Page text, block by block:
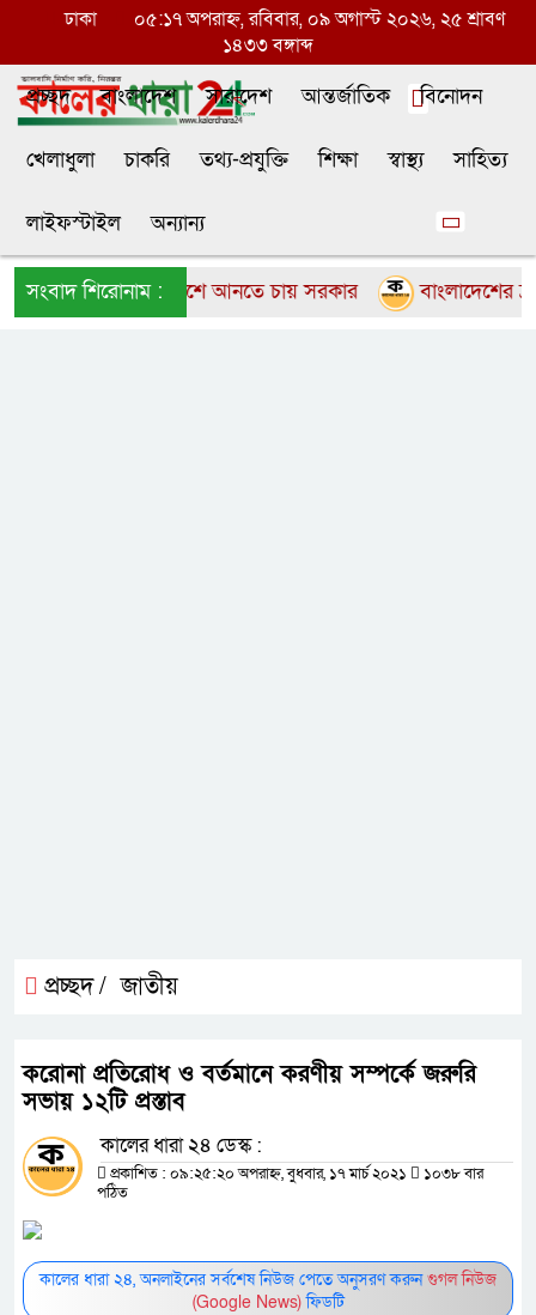
ঢাকা
০৫:১৭ অপরাহ্ন, রবিবার, ০৯ অগাস্ট ২০২৬, ২৫ শ্রাবণ
১৪৩৩ বঙ্গাব্দ
প্রচ্ছদ বাংলাদেশ সারাদেশ আন্তর্জাতিক বিনোদন
খেলাধুলা চাকরি তথ্য-প্রযুক্তি শিক্ষা স্বাস্থ্য সাহিত্য
লাইফস্টাইল অন্যান্য
সংবাদ শিরোনাম :
বাংলাদেশে আনতে চায় সরকার বাংলাদেশের দ্রুত
প্রচ্ছদ / জাতীয়
করোনা প্রতিরোধ ও বর্তমানে করণীয় সম্পর্কে জরুরি
সভায় ১২টি প্রস্তাব
কালের ধারা ২৪ ডেস্ক :
প্রকাশিত : ০৯:২৫:২০ অপরাহ্ন, বুধবার, ১৭ মার্চ ২০২১
১০৩৮ বার
পঠিত
কালের ধারা ২৪, অনলাইনের সর্বশেষ নিউজ পেতে অনুসরণ করুনগুগল নিউজ
(Google News)ফিডটি